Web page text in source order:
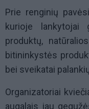
Prie renginių
kurioje lankytojai
produktų,
bitininkystės
bei sveikatai
Organizatoriai
augalais jau